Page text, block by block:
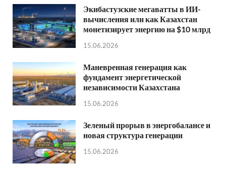
Экибастузские мегаватты в ИИ-
вычисления или как Казахстан
монетизирует энергию на $10 млрд
15.06.2026
Маневренная генерация как
фундамент энергетической
независимости Казахстана
15.06.2026
Зеленый прорыв в энергобалансе и
новая структура генерации
15.06.2026